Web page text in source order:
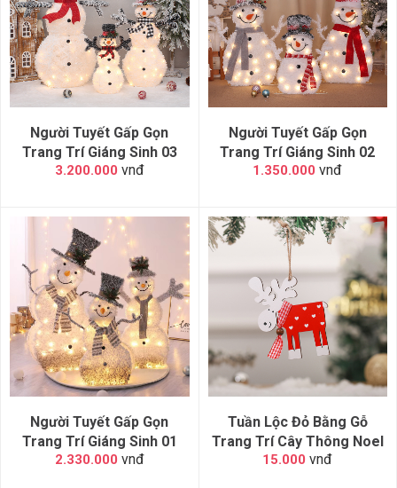
Người Tuyết Gấp Gọn
Trang Trí Giáng Sinh 03
3.200.000 vnđ
Người Tuyết Gấp Gọn
Trang Trí Giáng Sinh 02
1.350.000 vnđ
Người Tuyết Gấp Gọn
Trang Trí Giáng Sinh 01
2.330.000 vnđ
Tuần Lộc Đỏ Bằng Gỗ
Trang Trí Cây Thông Noel
15.000 vnđ